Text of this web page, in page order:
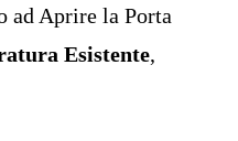
ad Aprire la Porta
Esistente,